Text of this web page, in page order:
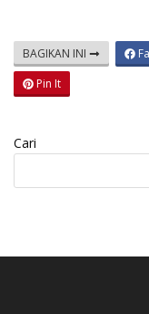
BAGIKAN INI
Pin It
Cari